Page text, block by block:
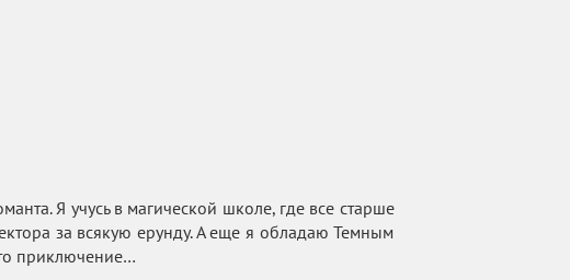
Я учусь в магической школе, где все старше
за всякую ерунду. А еще я обладаю Темным
приключение…